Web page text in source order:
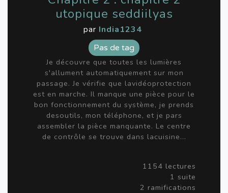
utopique seddiilyas
par India1234
Pas de tag
Je découvre que toutes les lumières
s'allument automatiquement sur mon
passage. Je vérifie que lavidéoprotection
est en marche. Il manque une pièce pour le
bon fonctionnement du système, je prends
desoutils, mon téléphone, et je pars
assembler la pièce manquante. Le centre
de contrôle se trouve dans lacuisine...
1154 lectures
1 suite
2 ramifications